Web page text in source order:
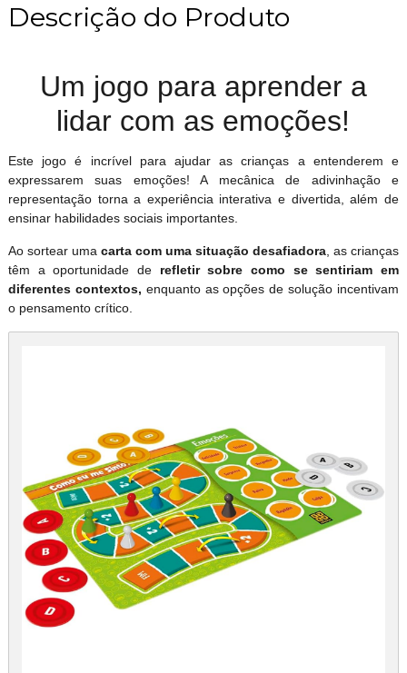
Descrição do Produto
Um jogo para aprender a
lidar com as emoções!
Este jogo é incrível para ajudar as crianças a entenderem e
expressarem suas emoções! A mecânica de adivinhação e
representação torna a experiência interativa e divertida, além de
ensinar habilidades sociais importantes.
Ao sortear umacarta com uma situação desafiadora, as crianças
têm a oportunidade de refletir sobre como se sentiriam em
diferentes contextos, enquanto as opções de solução incentivam
o pensamento crítico.